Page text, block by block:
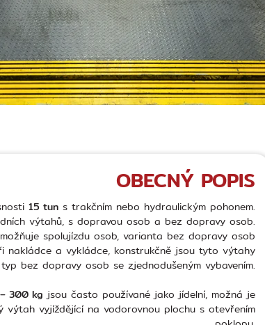
OBECNÝ POPIS
15 tun s trakčním nebo hydraulickým pohonem.
výtahů, s dopravou osob a bez dopravy osob.
spolujízdu osob, varianta bez dopravy osob
nakládce a vykládce, konstrukčně jsou tyto výtahy
bez dopravy osob se zjednodušeným vybavením.
300 kg jsou často používané jako jídelní, možná je
vyjíždějící na vodorovnou plochu s otevřením